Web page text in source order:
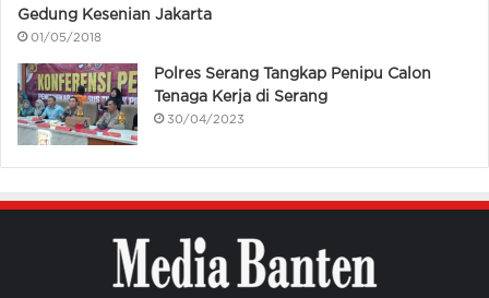
Gedung Kesenian Jakarta
01/05/2018
Polres Serang Tangkap Penipu Calon
Tenaga Kerja di Serang
30/04/2023